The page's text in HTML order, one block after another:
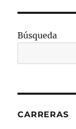
Búsqueda
CARRERAS